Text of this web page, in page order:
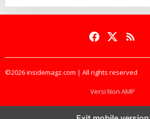
©2026 insidemagz.com | All rights reserved
Versi Non AMP